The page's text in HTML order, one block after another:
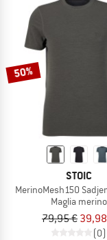
50%
STOIC
MerinoMesh150
Maglia merino
79,95 €
(0)